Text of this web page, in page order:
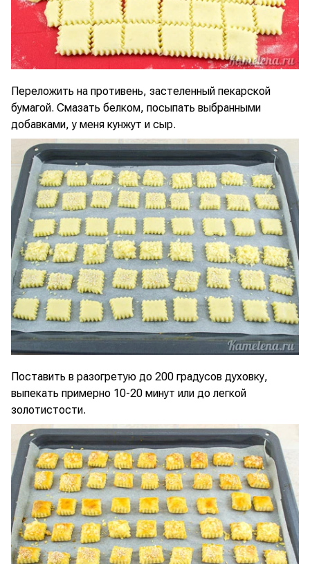
Переложить на противень, застеленный пекарской
бумагой. Смазать белком, посыпать выбранными
добавками, у меня кунжут и сыр.
Поставить в разогретую до 200 градусов духовку,
выпекать примерно 10-20 минут или до легкой
золотистости.